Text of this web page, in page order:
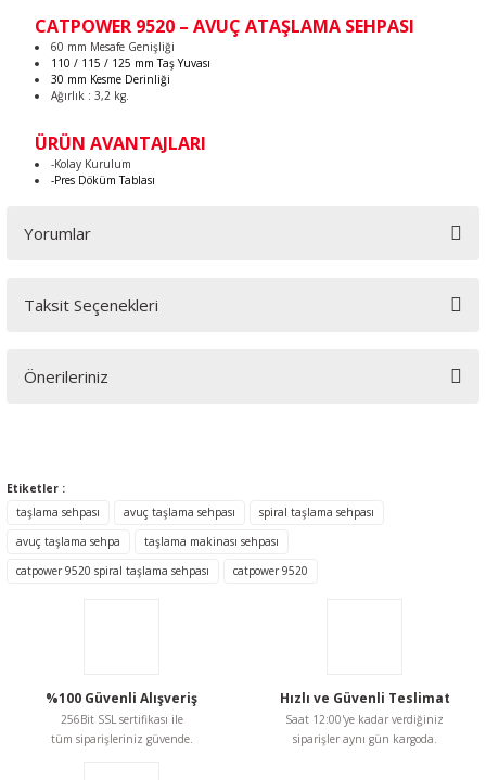
CATPOWER 9520 – AVUÇ ATAŞLAMA SEHPASI
60 mm Mesafe Genişliği
110 / 115 / 125 mm Taş Yuvası
30 mm Kesme Derinliği
Ağırlık : 3,2 kg.
ÜRÜN AVANTAJLARI
-Kolay Kurulum
-Pres Döküm Tablası
Yorumlar
Taksit Seçenekleri
Önerileriniz
Görüş ve önerileriniz için teşekkür ederiz.
Ürün resmi kalitesiz, bozuk veya görüntülenemiyor.
Ürün açıklamasında eksik bilgiler bulunuyor.
Etiketler :
taşlama sehpası
avuç taşlama sehpası
spiral taşlama sehpası
avuç taşlama sehpa
taşlama makinası sehpası
catpower 9520 spiral taşlama sehpası
catpower 9520
%100 Güvenli Alışveriş
256Bit SSL sertifikası ile
tüm siparişleriniz güvende.
Hızlı ve Güvenli Teslimat
Saat 12:00'ye kadar verdiğiniz
siparişler aynı gün kargoda.